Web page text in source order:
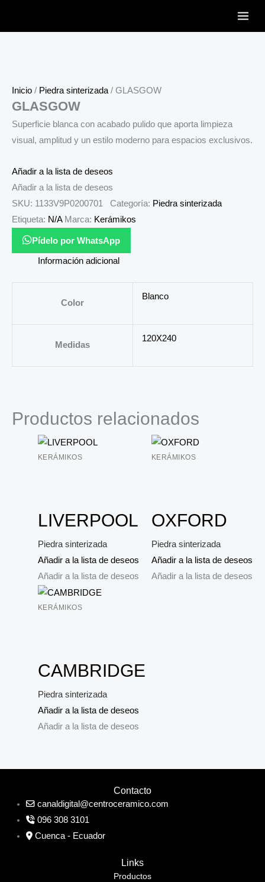
Inicio / Piedra sinterizada / GLASGOW
GLASGOW
Superficie blanca con acabado pulido que aporta limpieza
visual, amplitud y un estilo moderno para espacios exclusivos.
Añadir a la lista de deseos
Añadir a la lista de deseos
SKU: 1133V9P0200701 Categoría: Piedra sinterizada
Etiqueta: N/A Marca: Kerámikos
Pídelo por WhatsApp
Información adicional
Color
Blanco
Medidas
120X240
Productos relacionados
KERÁMIKOS
LIVERPOOL
Piedra sinterizada
Añadir a la lista de deseos
Añadir a la lista de deseos
KERÁMIKOS
OXFORD
Piedra sinterizada
Añadir a la lista de deseos
Añadir a la lista de deseos
KERÁMIKOS
CAMBRIDGE
Piedra sinterizada
Añadir a la lista de deseos
Añadir a la lista de deseos
Contacto
canaldigital@centroceramico.com
096 308 3101
Cuenca - Ecuador
Links
Productos